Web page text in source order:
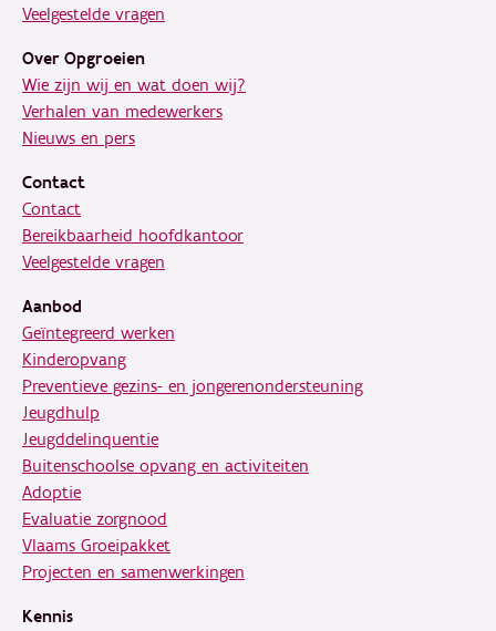
Veelgestelde vragen
Over Opgroeien
Wie zijn wij en wat doen wij?
Verhalen van medewerkers
Nieuws en pers
Contact
Contact
Bereikbaarheid hoofdkantoor
Veelgestelde vragen
Aanbod
Geïntegreerd werken
Kinderopvang
Preventieve gezins- en jongerenondersteuning
Jeugdhulp
Jeugddelinquentie
Buitenschoolse opvang en activiteiten
Adoptie
Evaluatie zorgnood
Vlaams Groeipakket
Projecten en samenwerkingen
Kennis